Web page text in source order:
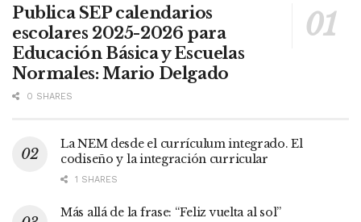
Publica SEP calendarios
escolares 2025-2026 para
Educación Básica y Escuelas
Normales: Mario Delgado
0 SHARES
La NEM desde el currículum integrado. El
codiseño y la integración curricular
1 SHARES
Más allá de la frase: “Feliz vuelta al sol”